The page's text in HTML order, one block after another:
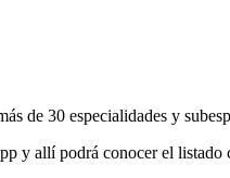
de 30 especialidades y
y allí podrá conocer el